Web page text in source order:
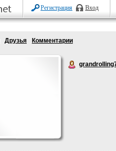
Регистрация Вход
Друзья Комментарии